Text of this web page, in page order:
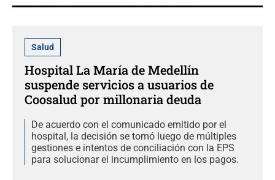
Salud
Hospital La María de Medellín
suspende servicios a usuarios de
Coosalud por millonaria deuda
De acuerdo con el comunicado emitido por el
hospital, la decisión se tomó luego de múltiples
gestiones e intentos de conciliación con la EPS
para solucionar el incumplimiento en los pagos.